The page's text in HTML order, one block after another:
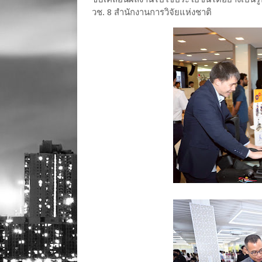
วช. 8 สำนักงานการวิจัยแห่งชาติ